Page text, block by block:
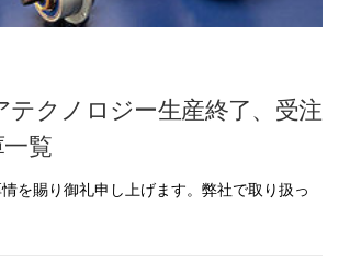
テクノロジー生産終了、受注
覧
を賜り御礼申し上げます。弊社で取り扱っ